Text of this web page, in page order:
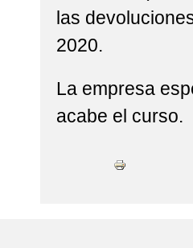
las
2020.
La empresa
acabe el curso.